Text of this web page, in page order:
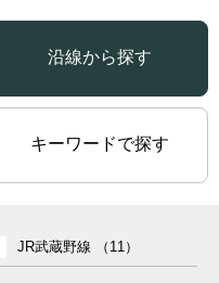
沿線から探す
キーワードで探す
松戸市（3）
JR武蔵野線 （11）